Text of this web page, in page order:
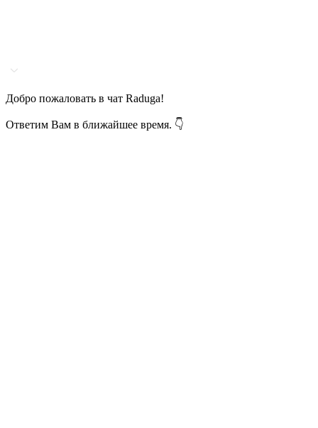
Добро пожаловать в чат Raduga!
Ответим Вам в ближайшее время. 👇